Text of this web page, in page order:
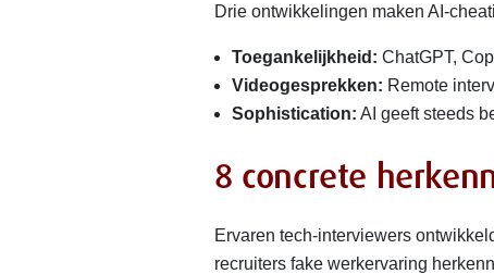
Drie ontwikkelingen maken AI-
Toegankelijkheid: ChatGPT,
Videogesprekken: Remote
Sophistication: AI geeft steeds
8 concrete
Ervaren tech-interviewers
recruiters fake werkervaring